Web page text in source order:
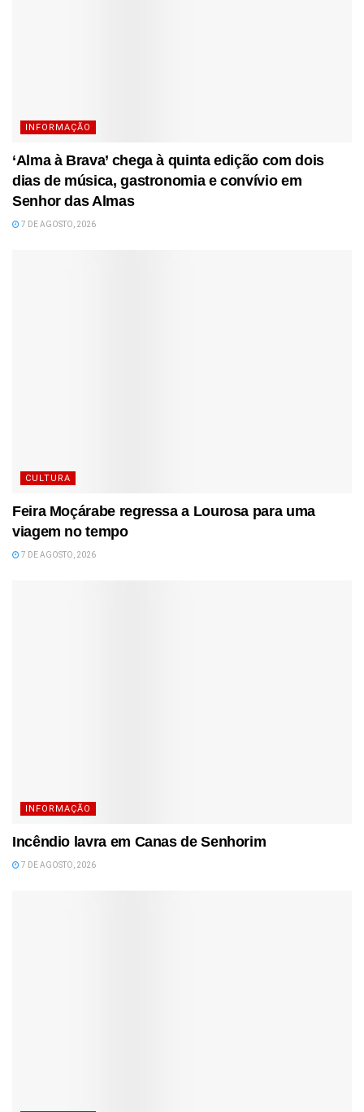
INFORMAÇÃO
‘Alma à Brava’ chega à quinta edição com dois
dias de música, gastronomia e convívio em
Senhor das Almas
7 DE AGOSTO, 2026
CULTURA
Feira Moçárabe regressa a Lourosa para uma
viagem no tempo
7 DE AGOSTO, 2026
INFORMAÇÃO
Incêndio lavra em Canas de Senhorim
7 DE AGOSTO, 2026